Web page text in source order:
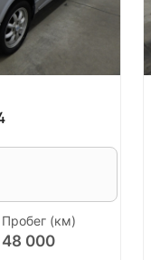
Пробег (км)
48 000